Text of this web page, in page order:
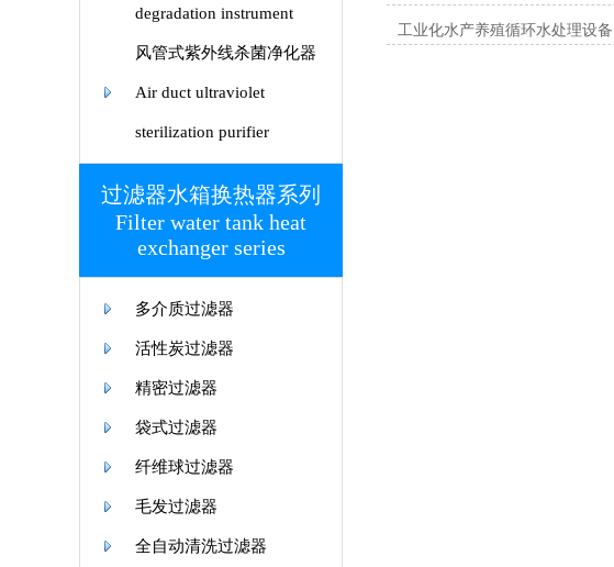
degradation instrument
风管式紫外线杀菌净化器
Air duct ultraviolet
sterilization purifier
过滤器水箱换热器系列
Filter water tank heat
exchanger series
多介质过滤器
活性炭过滤器
精密过滤器
袋式过滤器
纤维球过滤器
毛发过滤器
全自动清洗过滤器
工业化水产养殖循环水处理设备